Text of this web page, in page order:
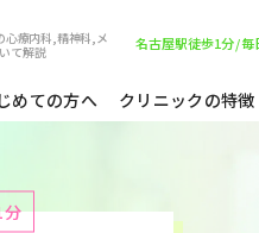
心療内科,精神科,メ
て解説
名古屋駅徒歩1分/毎
めての方へ クリニックの特徴
分